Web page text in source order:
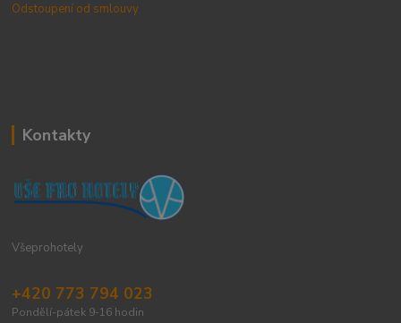
Odstoupení od smlouvy
Kontakty
Všeprohotely
+420 773 794 023
Pondělí-pátek 9-16 hodin